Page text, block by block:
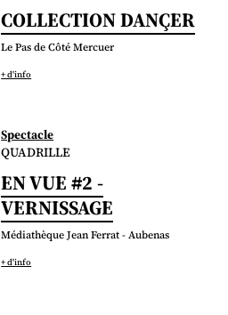
COLLECTION DANÇER
Le Pas de Côté Mercuer
+ d'info
Spectacle
QUADRILLE
EN VUE #2 -
VERNISSAGE
Médiathèque Jean Ferrat - Aubenas
+ d'info